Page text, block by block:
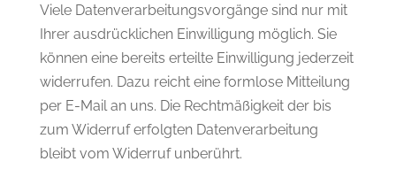
Viele Datenverarbeitungsvorgänge sind nur mit
Ihrer ausdrücklichen Einwilligung möglich. Sie
können eine bereits erteilte Einwilligung jederzeit
widerrufen. Dazu reicht eine formlose Mitteilung
per E-Mail an uns. Die Rechtmäßigkeit der bis
zum Widerruf erfolgten Datenverarbeitung
bleibt vom Widerruf unberührt.